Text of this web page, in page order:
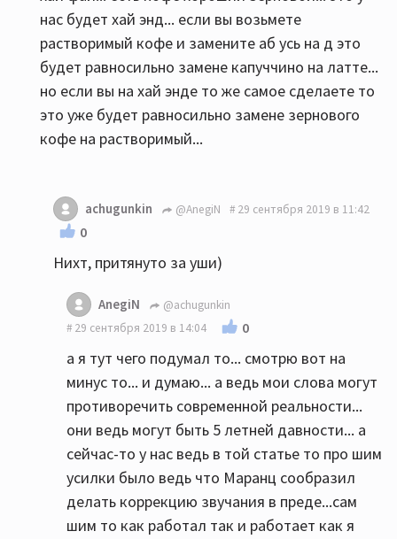
нас будет хай энд... если вы возьмете
растворимый кофе и замените аб усь на д это
будет равносильно замене капуччино на латте...
но если вы на хай энде то же самое сделаете то
это уже будет равносильно замене зернового
кофе на растворимый...
achugunkin @AnegiN 29 сентября 2019 в 11:42
0
Нихт, притянуто за уши)
AnegiN
@achugunkin
29 сентября 2019 в 14:04
0
а я тут чего подумал то... смотрю вот на
минус то... и думаю... а ведь мои слова могут
противоречить современной реальности...
они ведь могут быть 5 летней давности... а
сейчас-то у нас ведь в той статье то про шим
усилки было ведь что Маранц сообразил
делать коррекцию звучания в преде...сам
шим то как работал так и работает как я